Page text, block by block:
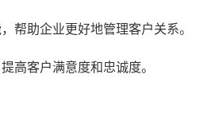
帮助企业更好地管理客户关系。
高客户满意度和忠诚度。